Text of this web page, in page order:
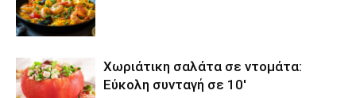
Χωριάτικη σαλάτα σε ντομάτα:
Εύκολη συνταγή σε 10′